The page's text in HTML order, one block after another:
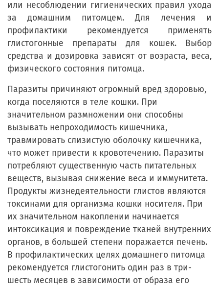
или несоблюдении гигиенических правил ухода
за домашним питомцем. Для лечения и
профилактики рекомендуется применять
глистогонные препараты для кошек. Выбор
средства и дозировка зависят от возраста, веса,
физического состояния питомца.
Паразиты причиняют огромный вред здоровью,
когда поселяются в теле кошки. При
значительном размножении они способны
вызывать непроходимость кишечника,
травмировать слизистую оболочку кишечника,
что может привести к кровотечению. Паразиты
потребляют существенную часть питательных
веществ, вызывая снижение веса и иммунитета.
Продукты жизнедеятельности глистов являются
токсинами для организма кошки носителя. При
их значительном накоплении начинается
интоксикация и повреждение тканей внутренних
органов, в большей степени поражается печень.
В профилактических целях домашнего питомца
рекомендуется глистогонить один раз в три-
шесть месяцев в зависимости от образа его